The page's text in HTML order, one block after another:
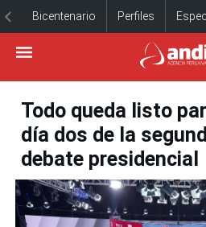
Bicentenario Perfiles
Todo queda listo
día dos de la
debate presidencial